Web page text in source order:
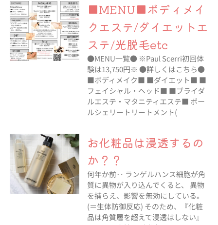
■MENU■ボディメイ
クエステ/ダイエットエ
ステ/光脱毛etc
●MENU一覧● ※Paul Scerri初回体
験は13,750円※ ●詳しくはこちら●
■ボディメイク■ ■ダイエット■ ■
フェイシャル・ヘッド■ ■ブライダ
ルエステ・マタニティエステ■ ポー
ルシェリートリートメント(
お化粧品は浸透するの
か？？
何年か前‥ ランゲルハンス細胞が角
質に異物が入り込んでくると、 異物
を捕らえ、影響を無効にしている。
(＝生体防御反応) そのため、『化粧
品は角質層を超えて浸透はしない』